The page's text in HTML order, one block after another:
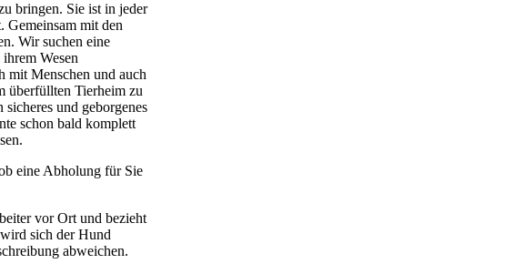
bringen. Sie ist in jeder
Gemeinsam mit den
Wir suchen eine
Wesen
mit Menschen und auch
überfüllten Tierheim zu
und geborgenes
schon bald komplett
eine Abholung für Sie
vor Ort und bezieht
sich der Hund
abweichen.